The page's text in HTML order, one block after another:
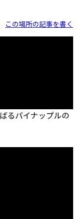
この場所の記事を書く
るパイナップルの